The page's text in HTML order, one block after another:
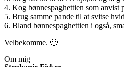
4. Kog bønnespaghettien som anvist
5. Brug samme pande til at svitse
6. Bland bønnespaghettien i også,
Velbekomme. 🙂
Om mig